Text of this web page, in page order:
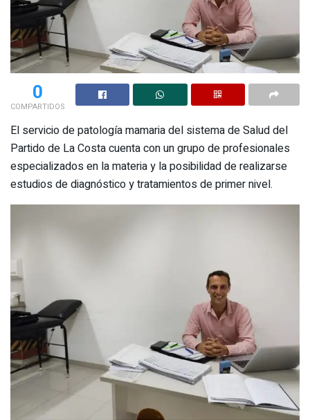
0
COMPARTIDOS
El servicio de patología mamaria del sistema de Salud del
Partido de La Costa cuenta con un grupo de profesionales
especializados en la materia y la posibilidad de realizarse
estudios de diagnóstico y tratamientos de primer nivel.